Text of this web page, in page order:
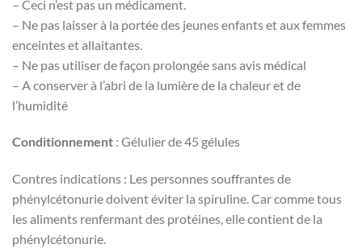
– Ceci n’est pas un médicament.
– Ne pas laisser à la portée des jeunes enfants et aux femmes
enceintes et allaitantes.
– Ne pas utiliser de façon prolongée sans avis médical
– A conserver à l’abri de la lumière de la chaleur et de
l’humidité
Conditionnement : Gélulier de 45 gélules
Contres indications : Les personnes souffrantes de
phénylcétonurie doivent éviter la spiruline. Car comme tous
les aliments renfermant des protéines, elle contient de la
phénylcétonurie.